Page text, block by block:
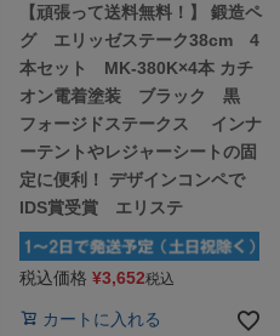
【頑張って送料無料！】 鍛造ペ
グ エリッゼステーク38cm 4
本セット MK-380K×4本 カチ
オン電着塗装 ブラック 黒
フォージドステークス インナ
ーテントやレジャーシートの固
定に便利！ デザインコンペで
IDS賞受賞 エリステ
税込価格 ¥3,652税込
カートに入れる